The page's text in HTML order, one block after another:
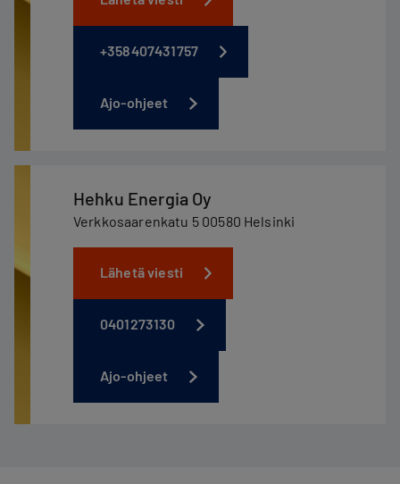
+358407431757
Ajo-ohjeet
Hehku Energia Oy
Verkkosaarenkatu 5 00580 Helsinki
Lähetä viesti
0401273130
Ajo-ohjeet